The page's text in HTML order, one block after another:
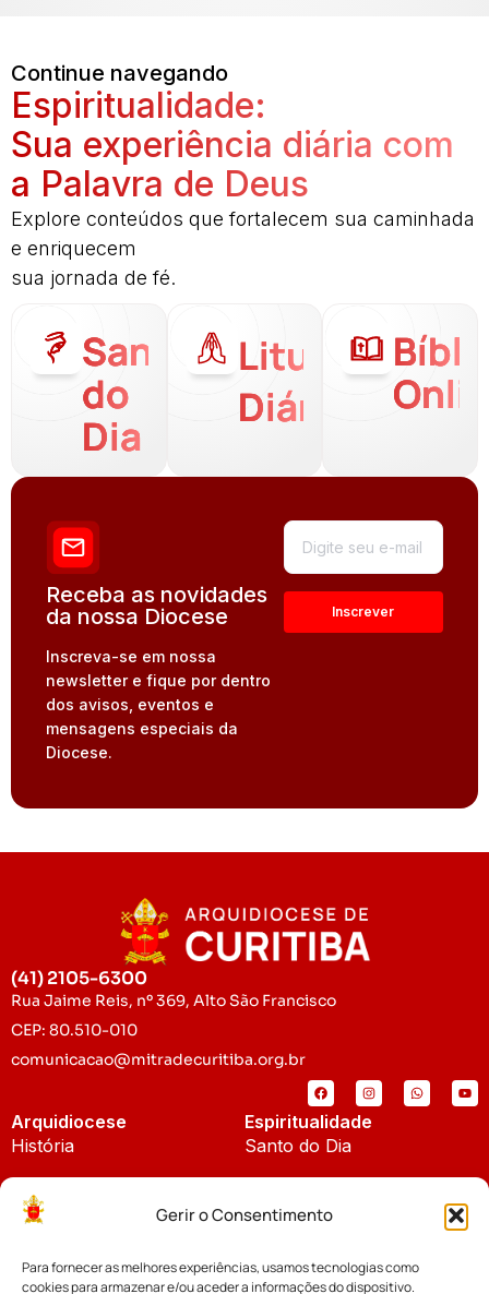
Gerir o Consentimento
Para fornecer as melhores experiências, usamos tecnologias como
cookies para armazenar e/ou aceder a informações do dispositivo.
Continue navegando
Espiritualidade:
Sua experiência diária com
a Palavra de Deus
Explore conteúdos que fortalecem sua caminhada
e enriquecem
sua jornada de fé.
Santo
do
Dia
Liturgia
Diária
Receba as novidades
da nossa Diocese
Inscreva-se em nossa
newsletter e fique por dentro
dos avisos, eventos e
mensagens especiais da
Diocese.
(41) 2105-6300
Rua Jaime Reis, nº 369, Alto São Francisco
CEP: 80.510-010
comunicacao@mitradecuritiba.org.br
Arquidiocese
História
Padroeira
Espiritualidade
Santo do Dia
Notícias
Cúria Diocesana